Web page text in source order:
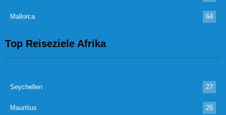
Mallorca 64
Top Reiseziele Afrika
Seychellen 27
Mauritius 26